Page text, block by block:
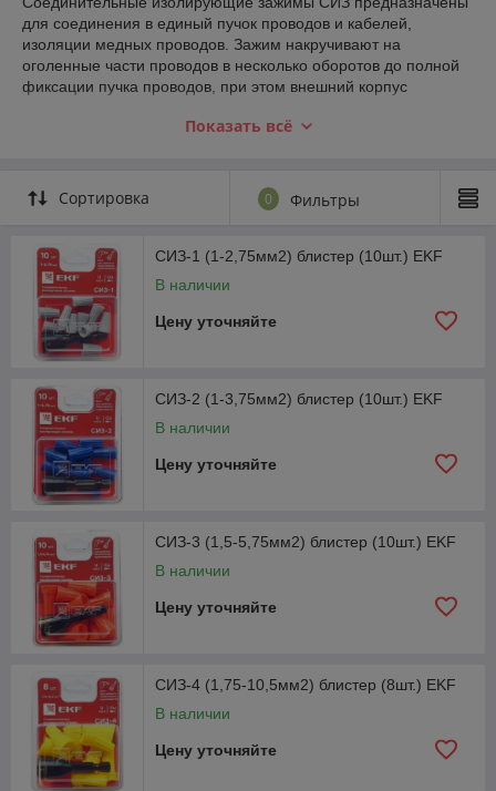
для соединения в единый пучок проводов и кабелей,
изоляции медных проводов. Зажим накручивают на
оголенные части проводов в несколько оборотов до полной
фиксации пучка проводов, при этом внешний корпус
зажима выполнен из прессованного огнеупорного ПВХ;
используются при электромонтажных работах, как в бытовых,
так и в промышленных помещениях. Удобство данной
соединения и изоляции проводов, а также в возможности
многократного использования узла без нарушения
целостности проводов. Дополнительное удобство СИЗ-Л
заключается в наличии специальных лепестков.
Показать всё
Сортировка 0 Фильтры
СИЗ-1 (1-2,75мм2) блистер (10шт.) EKF
В наличии
Цену уточняйте
СИЗ-2 (1-3,75мм2) блистер (10шт.) EKF
В наличии
Цену уточняйте
СИЗ-3 (1,5-5,75мм2) блистер (10шт.) EKF
В наличии
Цену уточняйте
СИЗ-4 (1,75-10,5мм2) блистер (8шт.) EKF
В наличии
Цену уточняйте